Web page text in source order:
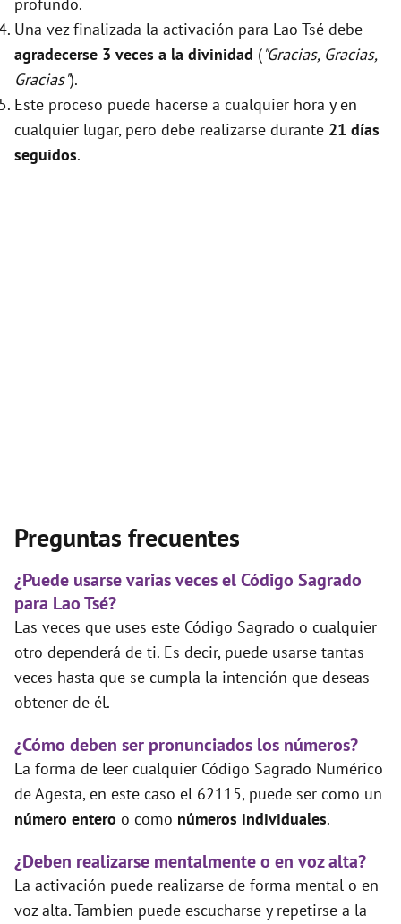
profundo.
Una vez finalizada la activación para Lao Tsé debe
agradecerse 3 veces a la divinidad ("Gracias, Gracias,
Gracias").
Este proceso puede hacerse a cualquier hora y en
cualquier lugar, pero debe realizarse durante 21 días
seguidos.
Preguntas frecuentes
¿Puede usarse varias veces el Código Sagrado
para Lao Tsé?
Las veces que uses este Código Sagrado o cualquier
otro dependerá de ti. Es decir, puede usarse tantas
veces hasta que se cumpla la intención que deseas
obtener de él.
¿Cómo deben ser pronunciados los números?
La forma de leer cualquier Código Sagrado Numérico
de Agesta, en este caso el 62115, puede ser como un
número entero o como números individuales.
¿Deben realizarse mentalmente o en voz alta?
La activación puede realizarse de forma mental o en
voz alta. Tambien puede escucharse y repetirse a la